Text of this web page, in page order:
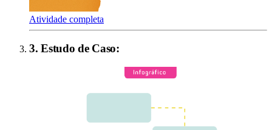
Atividade completa
3.Estudo de Caso: